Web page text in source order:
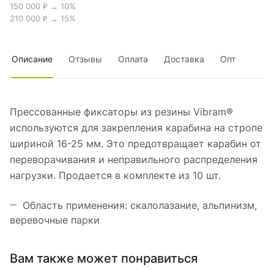
150 000 ₽ → 10%
210 000 ₽ → 15%
Описание Отзывы Оплата Доставка Опт
Прессованные фиксаторы из резины Vibram®
используются для закрепления карабина на стропе
шириной 16-25 мм. Это предотвращает карабин от
переворачивания и неправильного распределения
нагрузки. Продается в комплекте из 10 шт.
Область применения: скалолазание, альпинизм,
веревочные парки
Вам также может понравиться